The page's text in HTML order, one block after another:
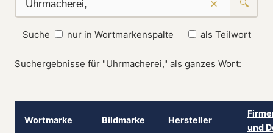
× 🔍
Suche nur in Wortmarkenspalte als Teilwort
Suchergebnisse für "Uhrmacherei," als ganzes Wort:
Wortmarke Bildmarke Hersteller
und